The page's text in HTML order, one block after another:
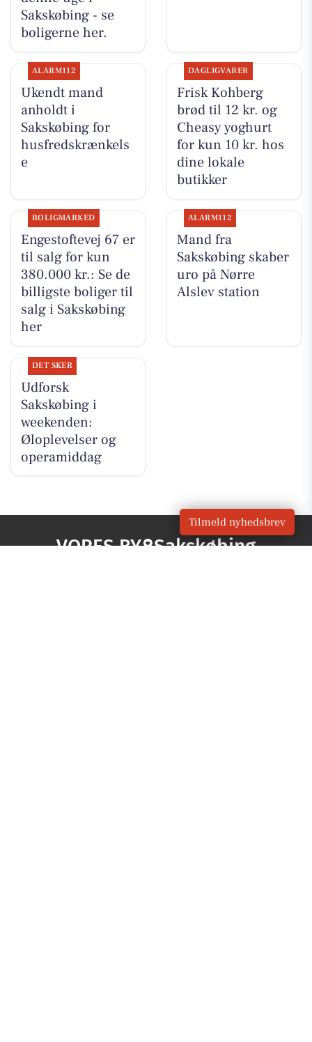
Sakskøbing - se
boligerne her.
ALARM112
Ukendt mand
anholdt i
Sakskøbing for
husfredskrænkels
e
DAGLIGVARER
Frisk Kohberg
brød til 12 kr. og
Cheasy yoghurt
for kun 10 kr. hos
dine lokale
butikker
BOLIGMARKED
Engestoftevej 67 er
til salg for kun
380.000 kr.: Se de
billigste boliger til
salg i Sakskøbing
her
ALARM112
Mand fra
Sakskøbing skaber
uro på Nørre
Alslev station
DET SKER
Udforsk
Sakskøbing i
weekenden:
Øloplevelser og
operamiddag
VORES BY Sakskøbing
Tilmeld nyhedsbrev